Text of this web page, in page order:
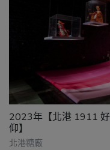
2023年【北港 1911
仰】
北港糖廠